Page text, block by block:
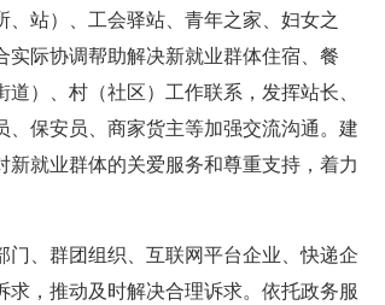
站）、工会驿站、青年之家、妇女之
际协调帮助解决新就业群体住宿、餐
）、村（社区）工作联系，发挥站长、
保安员、商家货主等加强交流沟通。建
就业群体的关爱服务和尊重支持，着力
、群团组织、互联网平台企业、快递企
，推动及时解决合理诉求。依托政务服